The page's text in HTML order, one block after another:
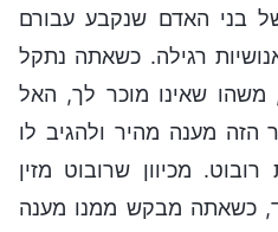
בני האדם שנקבע עבורם
רגילה. כשאתה נתקל
משהו שאינו מוכר לך, האל
מענה מהיר ולהגיב לו
מכיוון שרובוט מזין
כשאתה מבקש ממנו מענה